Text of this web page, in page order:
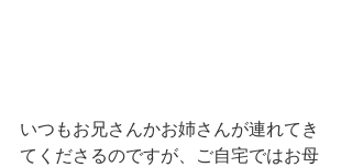
いつもお兄さんかお姉さんが連れてき
てくださるのですが、ご自宅ではお母